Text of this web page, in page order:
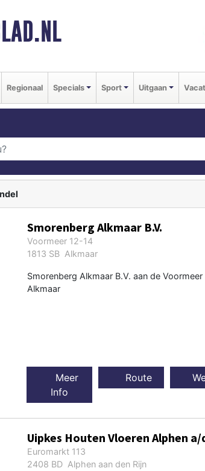
Regionaal Specials Sport Uitgaan
Smorenberg Alkmaar B.V.
Voormeer 12-14
1813 SB Alkmaar
Smorenberg Alkmaar B.V. aan de Voormeer
Alkmaar
Meer
Info
Route
Uipkes Houten Vloeren Alphen a/
Euromarkt 113
2408 BD Alphen aan den Rijn